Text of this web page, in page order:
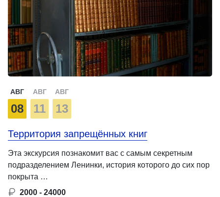
АВГ
08
АВГ
11
АВГ
13
Территория запрещённых книг
Эта экскурсия познакомит вас с самым секретным
подразделением Ленинки, история которого до сих пор
покрыта …
2000 - 24000